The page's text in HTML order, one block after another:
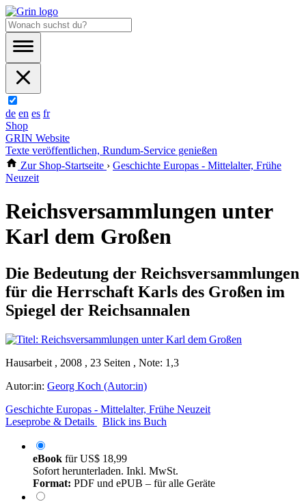
de en es fr
Shop
GRIN Website
Texte veröffentlichen, Rundum-Service genießen
Zur Shop-Startseite › Geschichte Europas - Mittelalter, Frühe
Neuzeit
Reichsversammlungen unter
Karl dem Großen
Die Bedeutung der Reichsversammlungen
für die Herrschaft Karls des Großen im
Spiegel der Reichsannalen
Hausarbeit , 2008 , 23 Seiten , Note: 1,3
Autor:in: Georg Koch (Autor:in)
Geschichte Europas - Mittelalter, Frühe Neuzeit
Leseprobe & Details
Blick ins Buch
eBook fürUS$ 18,99
Sofort herunterladen. Inkl. MwSt.
Format: PDF und ePUB – für alle Geräte